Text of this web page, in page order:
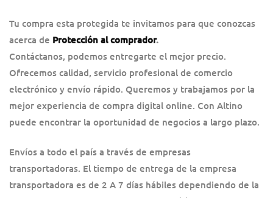
Tu compra esta protegida te invitamos para que conozcas
acerca de Protección al comprador.
Contáctanos, podemos entregarte el mejor precio.
Ofrecemos calidad, servicio profesional de comercio
electrónico y envío rápido. Queremos y trabajamos por la
mejor experiencia de compra digital online. Con Altino
puede encontrar la oportunidad de negocios a largo plazo.
Envíos a todo el país a través de empresas
transportadoras. El tiempo de entrega de la empresa
transportadora es de 2 A 7 días hábiles dependiendo de la